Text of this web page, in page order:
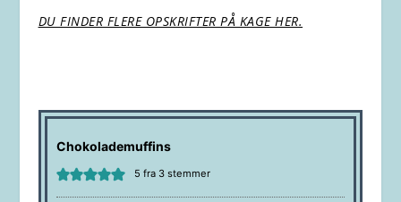
DU FINDER FLERE OPSKRIFTER PÅ KAGE HER.
Chokolademuffins
5 fra 3stemmer